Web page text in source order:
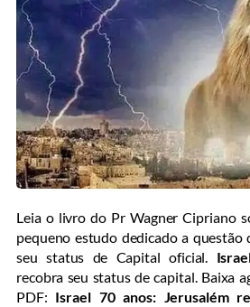
Leia o livro do Pr Wagner Cipriano
pequeno estudo dedicado a questão
seu status de Capital oficial.
recobra seu status de capital. Baixa
PDF: Israel 70 anos: Jerusalém